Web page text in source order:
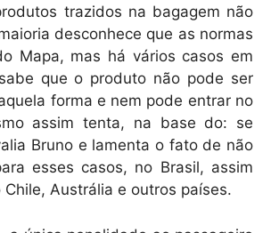
trazidos na bagagem não
desconhece que as normas
Mapa, mas há vários casos em
que o produto não pode ser
forma e nem pode entrar no
assim tenta, na base do: se
Bruno e lamenta o fato de não
esses casos, no Brasil, assim
Chile, Austrália e outros países.